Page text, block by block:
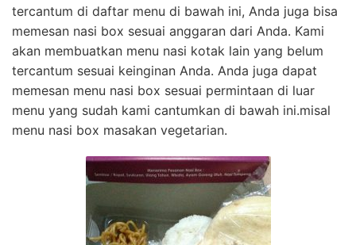
tercantum di daftar menu di bawah ini, Anda juga bisa
memesan nasi box sesuai anggaran dari Anda. Kami
akan membuatkan menu nasi kotak lain yang belum
tercantum sesuai keinginan Anda. Anda juga dapat
memesan menu nasi box sesuai permintaan di luar
menu yang sudah kami cantumkan di bawah ini.misal
menu nasi box masakan vegetarian.